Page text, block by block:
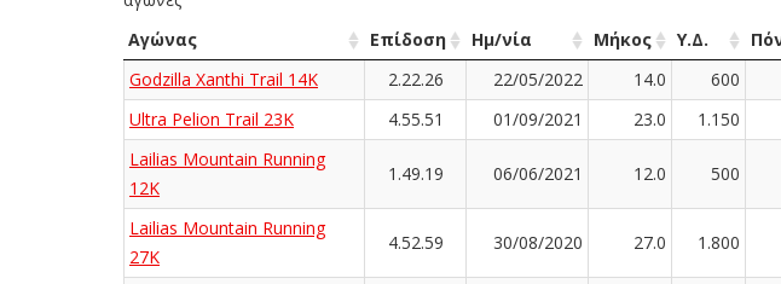
Αγώνας Επίδοση Ημ/νία Μήκος Υ.Δ.
Godzilla Xanthi Trail 14K
2.22.26 22/05/2022 14.0 600
Ultra Pelion Trail 23K
4.55.51 01/09/2021 23.0 1.150
Lailias Mountain Running
12K
1.49.19 06/06/2021 12.0 500
Lailias Mountain Running
27K
4.52.59 30/08/2020 27.0 1.800